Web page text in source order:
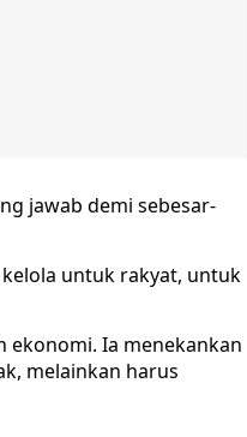
jawab demi sebesar-
kelola untuk rakyat, untuk
ekonomi. Ia menekankan
melainkan harus